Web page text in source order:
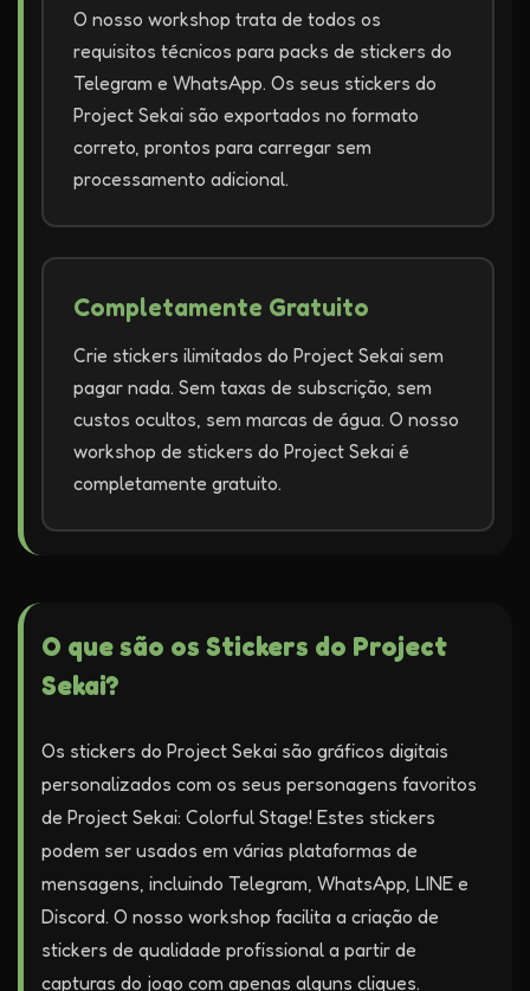
O nosso workshop trata de todos os
requisitos técnicos para packs de stickers do
Telegram e WhatsApp. Os seus stickers do
Project Sekai são exportados no formato
correto, prontos para carregar sem
processamento adicional.
Completamente Gratuito
Crie stickers ilimitados do Project Sekai sem
pagar nada. Sem taxas de subscrição, sem
custos ocultos, sem marcas de água. O nosso
workshop de stickers do Project Sekai é
completamente gratuito.
O que são os Stickers do Project
Sekai?
Os stickers do Project Sekai são gráficos digitais
personalizados com os seus personagens favoritos
de Project Sekai: Colorful Stage! Estes stickers
podem ser usados em várias plataformas de
mensagens, incluindo Telegram, WhatsApp, LINE e
Discord. O nosso workshop facilita a criação de
stickers de qualidade profissional a partir de
capturas do jogo com apenas alguns cliques.